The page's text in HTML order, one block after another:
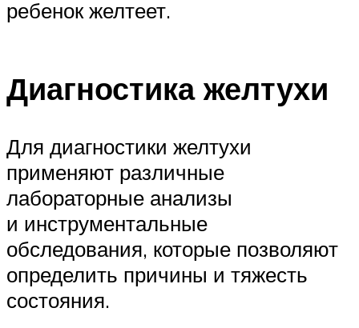
ребенок желтеет.
Диагностика желтухи
Для диагностики желтухи
применяют различные
лабораторные анализы
и инструментальные
обследования, которые позволяют
определить причины и тяжесть
состояния.